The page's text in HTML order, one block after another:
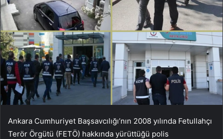
Ankara Cumhuriyet Başsavcılığı’nın 2008 yılında Fetullahçı
Terör Örgütü (FETÖ) hakkında yürüttüğü polis